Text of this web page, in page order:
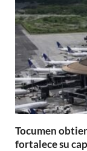
Tocumen
fortalece su